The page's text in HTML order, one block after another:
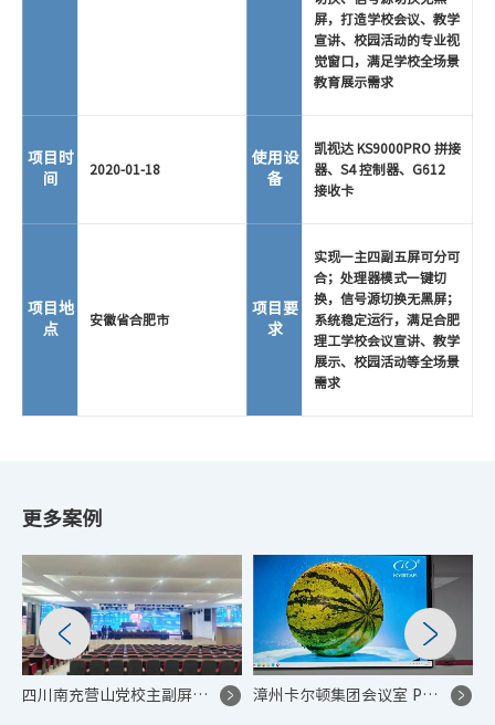
屏，打造学校会议、教学
宣讲、校园活动的专业视
觉窗口，满足学校全场景
教育展示需求
项目时
间
2020-01-18
使用设
备
凯视达 KS9000PRO 拼接
器、S4 控制器、G612
接收卡
项目地
点
安徽省合肥市
项目要
求
实现一主四副五屏可分可
合；处理器模式一键切
换，信号源切换无黑屏；
系统稳定运行，满足合肥
理工学校会议宣讲、教学
展示、校园活动等全场景
需求
更多案例
四川南充营山党校主副屏同步 LED 显示屏控制系统项目 漳州卡尔顿集团会议室 P1.53 高刷 LED 显示屏控制系统项目